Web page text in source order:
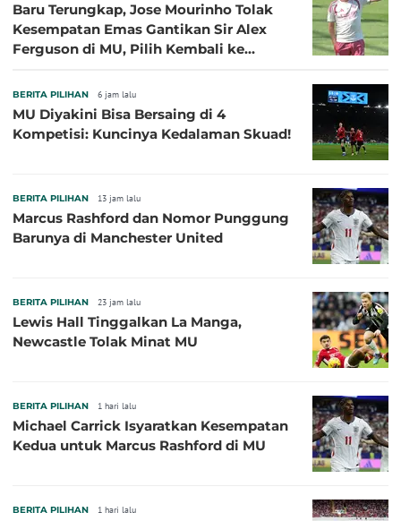
Baru Terungkap, Jose Mourinho Tolak
Kesempatan Emas Gantikan Sir Alex
Ferguson di MU, Pilih Kembali ke
BERITA PILIHAN 6 jam lalu
MU Diyakini Bisa Bersaing di 4
Kompetisi: Kuncinya Kedalaman Skuad!
BERITA PILIHAN 13 jam lalu
Marcus Rashford dan Nomor Punggung
Barunya di Manchester United
BERITA PILIHAN 23 jam lalu
Lewis Hall Tinggalkan La Manga,
Newcastle Tolak Minat MU
BERITA PILIHAN 1 hari lalu
Michael Carrick Isyaratkan Kesempatan
Kedua untuk Marcus Rashford di MU
BERITA PILIHAN 1 hari lalu